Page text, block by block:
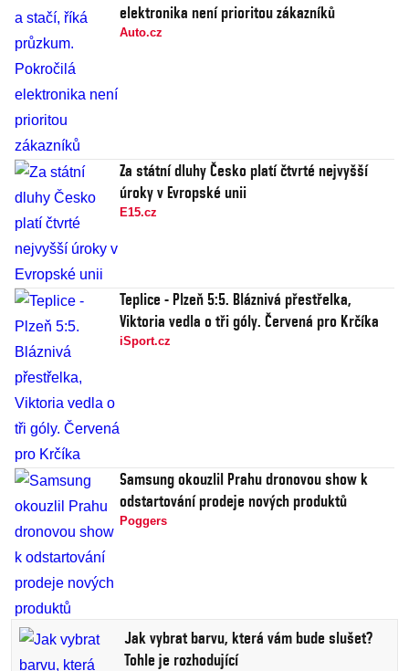
elektronika není prioritou zákazníků
Auto.cz
Za státní dluhy Česko platí čtvrté nejvyšší
úroky v Evropské unii
E15.cz
Teplice - Plzeň 5:5. Bláznivá přestřelka,
Viktoria vedla o tři góly. Červená pro Krčíka
iSport.cz
Samsung okouzlil Prahu dronovou show k
odstartování prodeje nových produktů
Poggers
Jak vybrat barvu, která vám bude slušet?
Tohle je rozhodující